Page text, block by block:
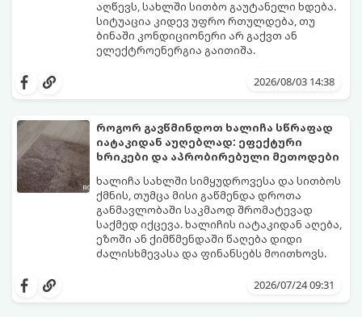
აღწევს, სახლში სითბო გაუტანელი ხდება.
სიტუაცია კიდევ უფრო რთულდება, თუ
ბინაში კონდიციონერი არ გაქვთ ან
ელექტროენერგია გაითიშა.
კანონები და გამოცდილი ყოფითი ხრიკები,
სასიამოვნო სიგრილე სპეციალური
ტექნიკის გარეშეც.
გთავაზობთ 10 საუკეთესო და
ხელმისაწვდომ მეთოდს:
2026/08/03 14:38
როგორ გავწმინდოთ ხალიჩა სწრაფად
იატაკიდან აუღებლად: ეფექტური
ხრიკები და აპრობირებული მეთოდები
ხალიჩა სახლში სიმყუდროვესა და სითბოს
ქმნის, თუმცა მისი გაწმენდა დროთა
განმავლობაში საკმაოდ შრომატევად
საქმედ იქცევა. ხალიჩის იატაკიდან აღება,
ეზოში ან ქიმწმენდაში წაღება დიდი
ძალისხმევასა და ფინანსებს მოითხოვს.
ეფექტური, ბიუჯეტური და აპრობირებული
2026/07/24 09:31